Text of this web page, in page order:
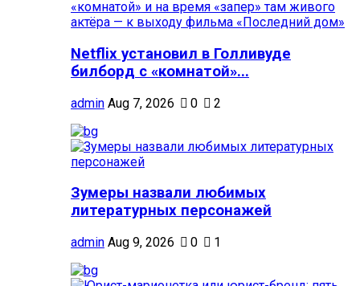
Netflix установил в Голливуде
билборд с «комнатой»...
admin Aug 7, 2026 0 2
Зумеры назвали любимых
литературных персонажей
admin Aug 9, 2026 0 1